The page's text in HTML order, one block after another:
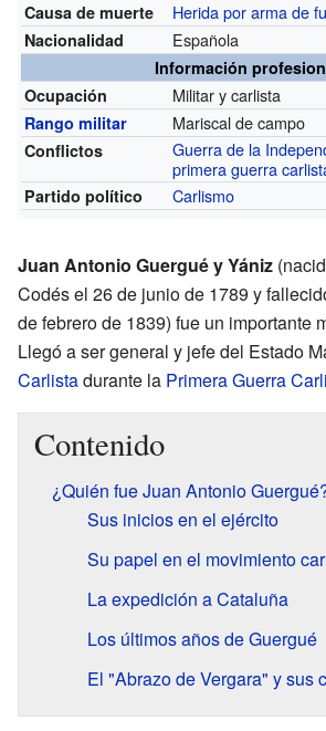
Causa de muerte Herida por arma de
Nacionalidad Española
Información
Ocupación
Militar y carlista
Rango militar Mariscal de campo
Conflictos Guerra de la
primera guerra
Partido político Carlismo
Juan Antonio Guergué y Yániz
Codés el 26 de junio de 1789 y
de febrero de 1839) fue un importante
Llegó a ser general y jefe del Estado
Carlistadurante la Primera Guerra
Contenido
¿Quién fue Juan Antonio
Sus inicios en el ejército
Su papel en el movimiento
La expedición a Cataluña
Los últimos años de Guergué
El "Abrazo de Vergara" y sus